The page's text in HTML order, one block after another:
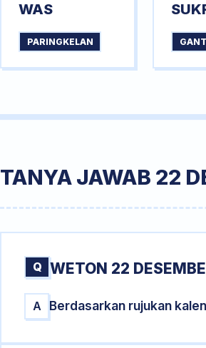
WAS
PARINGKELAN
TANYA JAWAB 22
Q WETON 22
A Berdasarkan rujukan